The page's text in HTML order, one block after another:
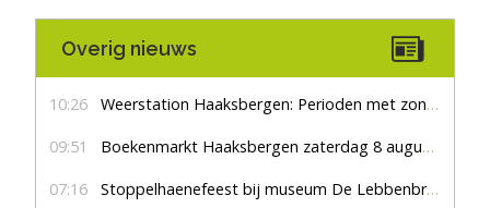
Overig nieuws
10:26 Weerstation Haaksbergen: Perioden met zon en droog
09:51 Boekenmarkt Haaksbergen zaterdag 8 augustus, marktplein Haaksbergen
07:16 Stoppelhaenefeest bij museum De Lebbenbrugge